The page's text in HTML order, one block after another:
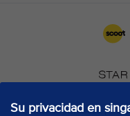
Su privacidad en